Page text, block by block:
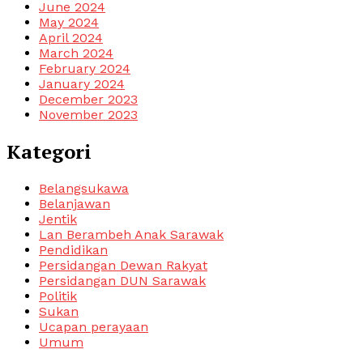
June 2024
May 2024
April 2024
March 2024
February 2024
January 2024
December 2023
November 2023
Kategori
Belangsukawa
Belanjawan
Jentik
Lan Berambeh Anak Sarawak
Pendidikan
Persidangan Dewan Rakyat
Persidangan DUN Sarawak
Politik
Sukan
Ucapan perayaan
Umum